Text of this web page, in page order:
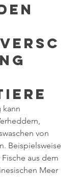
kann
von
Beispielsweise
Fische aus dem
Meer